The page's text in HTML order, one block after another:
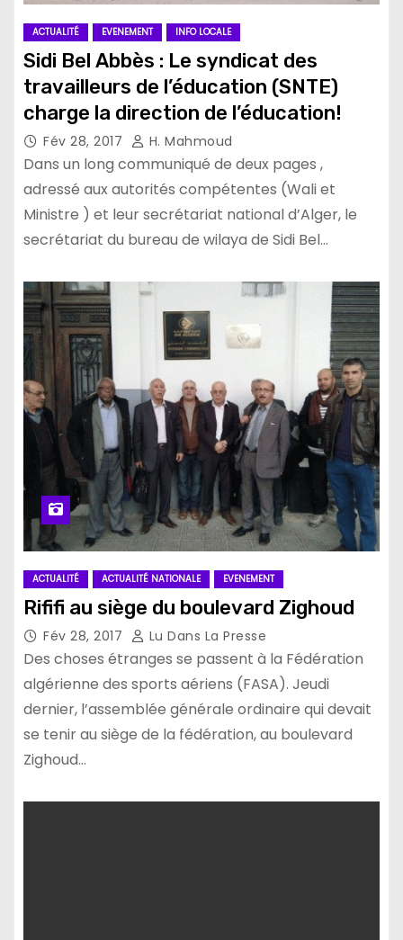
ACTUALITÉ EVENEMENT INFO LOCALE
Sidi Bel Abbès : Le syndicat des
travailleurs de l’éducation (SNTE)
charge la direction de l’éducation!
Fév 28, 2017 H. Mahmoud
Dans un long communiqué de deux pages ,
adressé aux autorités compétentes (Wali et
Ministre ) et leur secrétariat national d’Alger, le
secrétariat du bureau de wilaya de Sidi Bel…
ACTUALITÉ ACTUALITÉ NATIONALE EVENEMENT
Rififi au siège du boulevard Zighoud
Fév 28, 2017 Lu Dans La Presse
Des choses étranges se passent à la Fédération
algérienne des sports aériens (FASA). Jeudi
dernier, l’assemblée générale ordinaire qui devait
se tenir au siège de la fédération, au boulevard
Zighoud…